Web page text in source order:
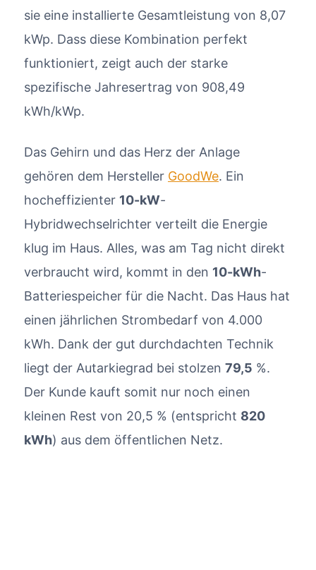
sie eine installierte Gesamtleistung von 8,07
kWp. Dass diese Kombination perfekt
funktioniert, zeigt auch der starke
spezifische Jahresertrag von 908,49
kWh/kWp.
Das Gehirn und das Herz der Anlage
gehören dem Hersteller GoodWe. Ein
hocheffizienter 10-kW-
Hybridwechselrichter verteilt die Energie
klug im Haus. Alles, was am Tag nicht direkt
verbraucht wird, kommt in den 10-kWh-
Batteriespeicher für die Nacht. Das Haus hat
einen jährlichen Strombedarf von 4.000
kWh. Dank der gut durchdachten Technik
liegt der Autarkiegrad bei stolzen 79,5 %.
Der Kunde kauft somit nur noch einen
kleinen Rest von 20,5 % (entspricht 820
kWh) aus dem öffentlichen Netz.